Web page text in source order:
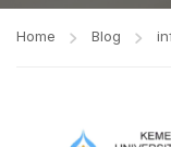
Home Blog